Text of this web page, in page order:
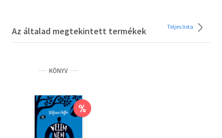
Az általad megtekintett termékek Teljes lista
KÖNYV
%